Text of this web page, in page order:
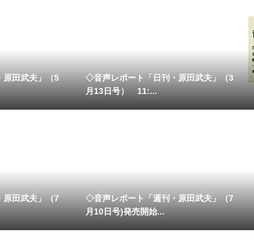
田武夫」（5
◇音声レポート「日刊・原田武夫」（3
月13日号） 11:...
田武夫」（7
◇音声レポート「週刊・原田武夫」（7
月10日号)発売開始...